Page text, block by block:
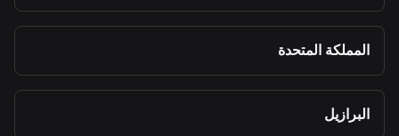
المملكة المتحدة
البرازيل